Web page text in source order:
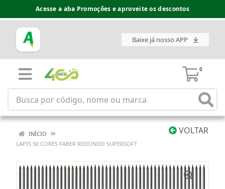
Acesse a aba Promoções e aproveite os descontos
Baixe já nosso APP
0
VOLTAR
INÍCIO
LAPIS 50 CORES FABER REDONDO SUPERSOFT